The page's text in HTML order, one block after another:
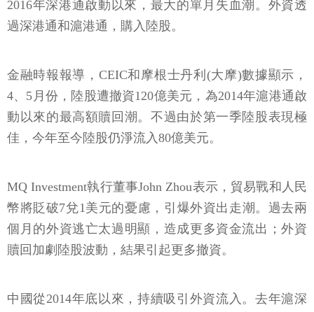
2016年深港通啟動以來，最大的單月失血潮。外資透
過深港通和滬港通，購入陸股。
金融時報報導，CEIC和摩根士丹利(大摩)數據顯示，
4、5月份，陸股遭撤資120億美元，為2014年滬港通啟
動以來的最高額贖回潮。不過由於第一季陸股表現極
佳，今年至今陸股仍淨流入80億美元。
MQ Investment執行董事John Zhou表示，貿易戰和人民
幣將貶破7兌1美元的憂慮，引爆外資出走潮。過去兩
個月的外資逃亡太過明顯，造成更多資金流出；外資
贖回加劇陸股波動，結果引起更多撤資。
中國從2014年底以來，持續吸引外資流入。去年滬深